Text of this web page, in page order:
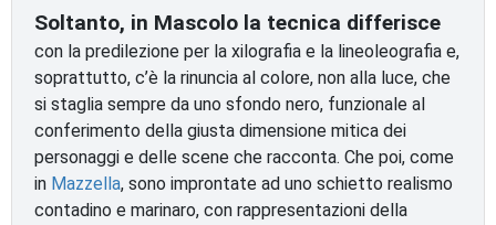
Soltanto, in Mascolo la tecnica differisce
con la predilezione per la xilografia e la lineoleografia e,
soprattutto, c’è la rinuncia al colore, non alla luce, che
si staglia sempre da uno sfondo nero, funzionale al
conferimento della giusta dimensione mitica dei
personaggi e delle scene che racconta. Che poi, come
in Mazzella, sono improntate ad uno schietto realismo
contadino e marinaro, con rappresentazioni della